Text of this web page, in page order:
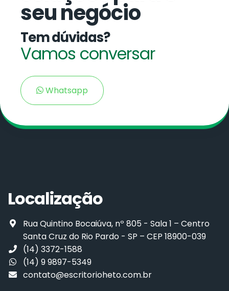
seu negócio
Tem dúvidas?
Vamos conversar
Whatsapp
Localização
Rua Quintino Bocaiúva, nº 805 - Sala 1 – Centro
Santa Cruz do Rio Pardo - SP – CEP 18900-039
(14) 3372-1588
(14) 9 9897-5349
contato@escritorioheto.com.br